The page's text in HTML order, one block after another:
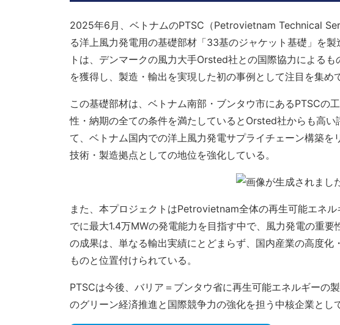
2025年6月、ベトナムのPTSC（Petrovietnam Technical
る洋上風力発電用の基礎部材「33基のジャケット基礎」を
トは、デンマークの風力大手Orsted社との国際協力による
を獲得し、製造・輸出を実現した初の事例として注目を集め
この基礎部材は、ベトナム南部・ブンタウ市にあるPTSCの
性・納期の全ての条件を満たしているとOrsted社からも高
て、ベトナム国内での洋上風力発電サプライチェーン構築を
技術・製造拠点としての地位を強化している。
また、本プロジェクトはPetrovietnam全体の再生可能エネ
でに最大1.4万MWの発電能力を目指す中で、風力発電の重
の成果は、単なる輸出実績にとどまらず、国内産業の高度化
ものと位置付けられている。
PTSCは今後、バリア＝ブンタウ省に再生可能エネルギーの
のグリーン経済推進と国際競争力の強化を担う中核企業とし